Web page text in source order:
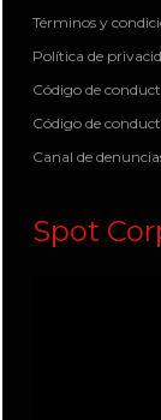
Términos y
Política de
Código de
Código de
Canal de
Spot